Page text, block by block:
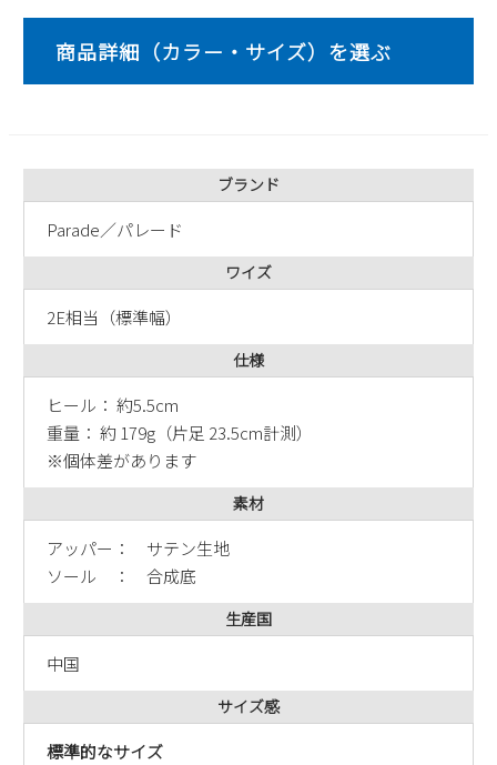
1
2
3 4 5 6 7
9
10 11 12 13 14
15
30
31
2026 年9月
日 月 火 水 木 金
土
2
6
7
13
14 15 16 17 18
19
20
21 22 23 24 25
26
27
28
新規会員登録
会社概要
プライバシーポリシー
特定商取引法に基づく表示
ブランド
Parade／パレード
ワイズ
2E相当（標準幅）
仕様
ヒール： 約5.5cm
重量： 約 179g（片足 23.5cm計測）
※個体差があります
素材
アッパー： サテン生地
ソール ： 合成底
生産国
中国
サイズ感
標準的なサイズ